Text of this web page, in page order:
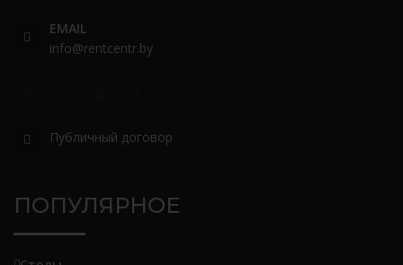
EMAIL
info@rentcentr.by
Публичный договор
ПОПУЛЯРНОЕ